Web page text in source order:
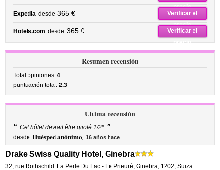
precio
Expedia desde 365 €
Verificar el
precio
Hotels.com desde 365 €
Verificar el
precio
Resumen recensión
Total opiniones:4
puntuación total:2.3
Ultima recensión
“ Cet hôtel devrait être quoté 1/2* ”
desde Huésped anónimo, 16 años hace
Drake Swiss Quality Hotel, Ginebra
32, rue Rothschild , La Perle Du Lac - Le Prieuré, Ginebra, 1202, Suiza